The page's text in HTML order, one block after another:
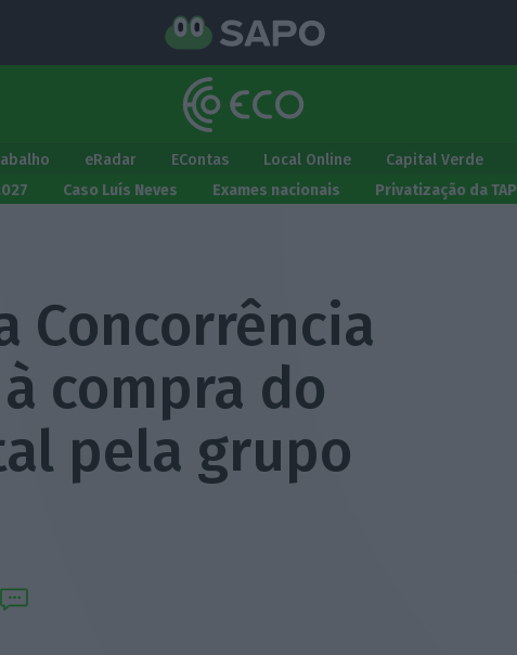
eRadar EContas Local Online Capital Verde
Caso Luís Neves Exames nacionais Privatização da TAP
Concorrência
à compra do
pela grupo